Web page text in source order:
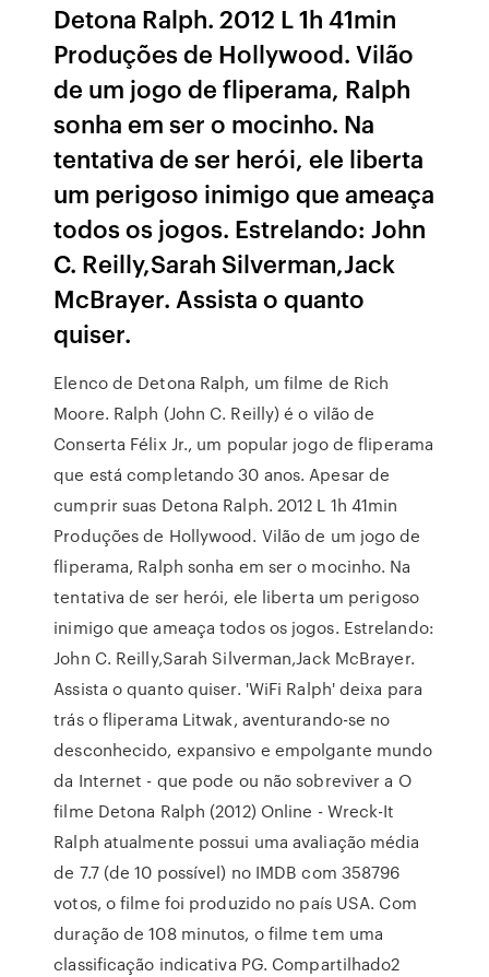
Detona Ralph. 2012 L 1h 41min
Produções de Hollywood. Vilão
de um jogo de fliperama, Ralph
sonha em ser o mocinho. Na
tentativa de ser herói, ele liberta
um perigoso inimigo que ameaça
todos os jogos. Estrelando: John
C. Reilly,Sarah Silverman,Jack
McBrayer. Assista o quanto
quiser.
Elenco de Detona Ralph, um filme de Rich
Moore. Ralph (John C. Reilly) é o vilão de
Conserta Félix Jr., um popular jogo de fliperama
que está completando 30 anos. Apesar de
cumprir suas Detona Ralph. 2012 L 1h 41min
Produções de Hollywood. Vilão de um jogo de
fliperama, Ralph sonha em ser o mocinho. Na
tentativa de ser herói, ele liberta um perigoso
inimigo que ameaça todos os jogos. Estrelando:
John C. Reilly,Sarah Silverman,Jack McBrayer.
Assista o quanto quiser. 'WiFi Ralph' deixa para
trás o fliperama Litwak, aventurando-se no
desconhecido, expansivo e empolgante mundo
da Internet - que pode ou não sobreviver a O
filme Detona Ralph (2012) Online - Wreck-It
Ralph atualmente possui uma avaliação média
de 7.7 (de 10 possível) no IMDB com 358796
votos, o filme foi produzido no país USA. Com
duração de 108 minutos, o filme tem uma
classificação indicativa PG. Compartilhado2